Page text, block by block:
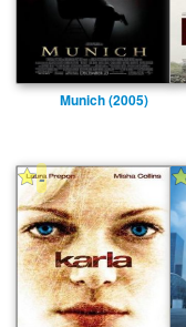
Munich (2005)
-